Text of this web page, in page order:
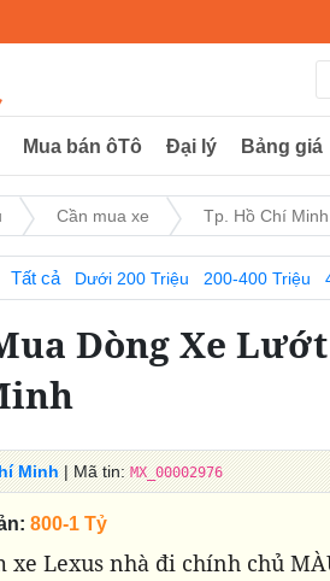
Mua bán ôTô Đại lý Bảng giá
Cần mua xe Tp. Hồ Chí Minh
Tất cả Dưới 200 Triệu 200-400 Triệu
Dòng Xe
Minh | Mã tin:MX_00002976
800-1 Tỷ
xe Lexus nhà đi chính chủ